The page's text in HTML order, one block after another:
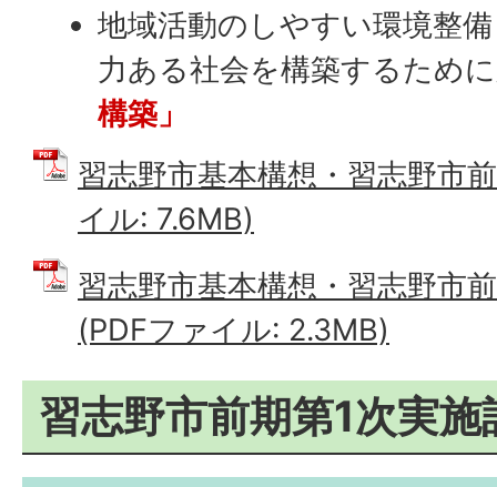
地域活動のしやすい環境整
力ある社会を構築するため
構築」
習志野市基本構想・習志野市
イル: 7.6MB)
習志野市基本構想・習志野市
(PDFファイル: 2.3MB)
習志野市前期第1次実施